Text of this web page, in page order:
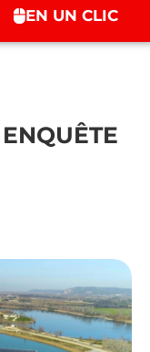
EN UN CLIC